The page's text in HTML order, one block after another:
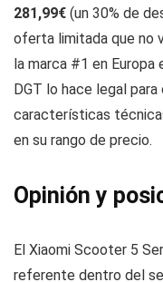
281,99€ (un 30% de
oferta limitada que no
la marca #1 en
DGT lo hace legal
características
en su rango de precio.
Opinión y
El Xiaomi Scooter 5
referente dentro del